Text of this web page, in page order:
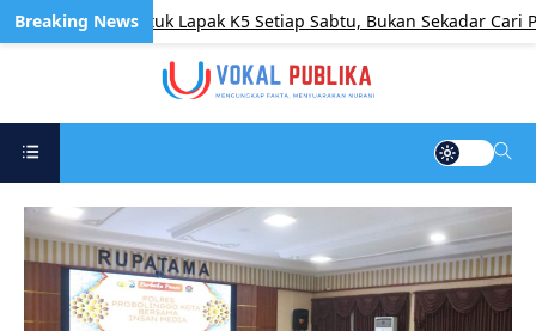
untuk Lapak K5 Setiap Sabtu, Bukan Sekadar Cari